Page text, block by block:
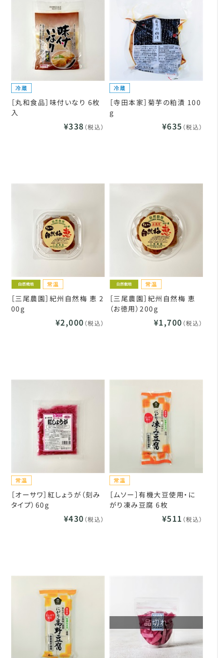
［丸和食品］味付いなり 6枚
入
¥338 （税込）
［寺田本家］菊芋の粕漬 100
g
¥635 （税込）
［三尾農園］紀州自然梅 恵 2
00g
¥2,000 （税込）
［三尾農園］紀州自然梅 恵
（お徳用）200g
¥1,700 （税込）
［オーサワ］紅しょうが（刻み
タイプ）60g
¥430 （税込）
［ムソー］有機大豆使用・に
がり凍み豆腐 6枚
¥511 （税込）
品切れ